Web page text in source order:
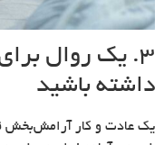
۳. یک روال
داشته باشید
یک عادت و کار آرامش‌بخش